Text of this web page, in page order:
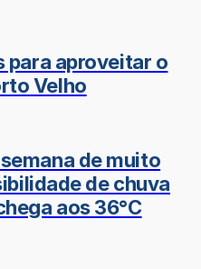
para aproveitar o
Velho
de muito
de chuva
aos 36°C